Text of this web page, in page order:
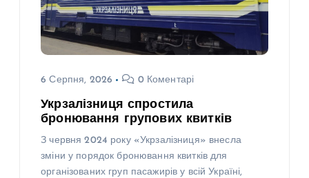
6 Серпня, 2026 0 Коментарі
Укрзалізниця спростила
бронювання групових квитків
З червня 2024 року «Укрзалізниця» внесла
зміни у порядок бронювання квитків для
організованих груп пасажирів у всій Україні,